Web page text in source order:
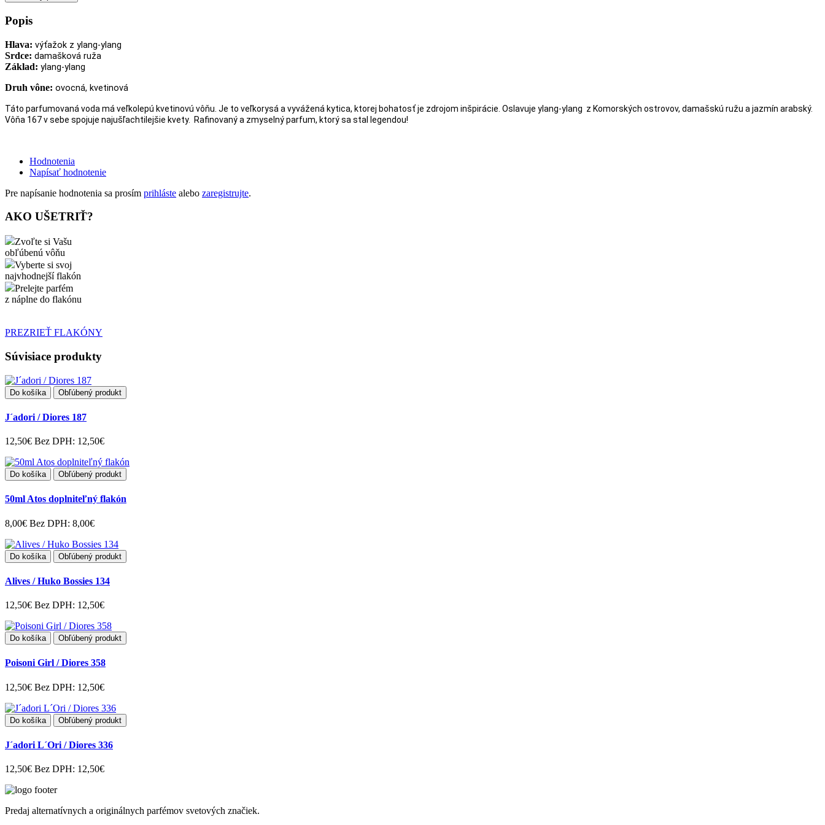
Popis
Hlava: výťažok z ylang-ylang
Srdce: damašková ruža
Základ: ylang-ylang
Druh vône: ovocná, kvetinová
Táto parfumovaná voda má veľkolepú kvetinovú vôňu. Je to veľkorysá a vyvážená kytica, ktorej bohatosť je zdrojom inšpirácie. Oslavuje ylang-ylang z Komorských ostrovov, damašskú ružu a jazmín arabský.
Vôňa 167 v sebe spojuje najušľachtilejšie kvety. Rafinovaný a zmyselný parfum, ktorý sa stal legendou!
Hodnotenia
Napísať hodnotenie
Pre napísanie hodnotenia sa prosím prihláste alebo zaregistrujte.
AKO UŠETRIŤ?
Zvoľte si Vašu
obľúbenú vôňu
Vyberte si svoj
najvhodnejší flakón
Prelejte parfém
z náplne do flakónu
PREZRIEŤ FLAKÓNY
Súvisiace produkty
Do košíka Obľúbený produkt
J´adori / Diores 187
12,50€ Bez DPH: 12,50€
Do košíka Obľúbený produkt
50ml Atos doplniteľný flakón
8,00€ Bez DPH: 8,00€
Do košíka Obľúbený produkt
Alives / Huko Bossies 134
12,50€ Bez DPH: 12,50€
Do košíka Obľúbený produkt
Poisoni Girl / Diores 358
12,50€ Bez DPH: 12,50€
Do košíka Obľúbený produkt
J´adori L´Ori / Diores 336
12,50€ Bez DPH: 12,50€
Predaj alternatívnych a originálnych parfémov svetových značiek.